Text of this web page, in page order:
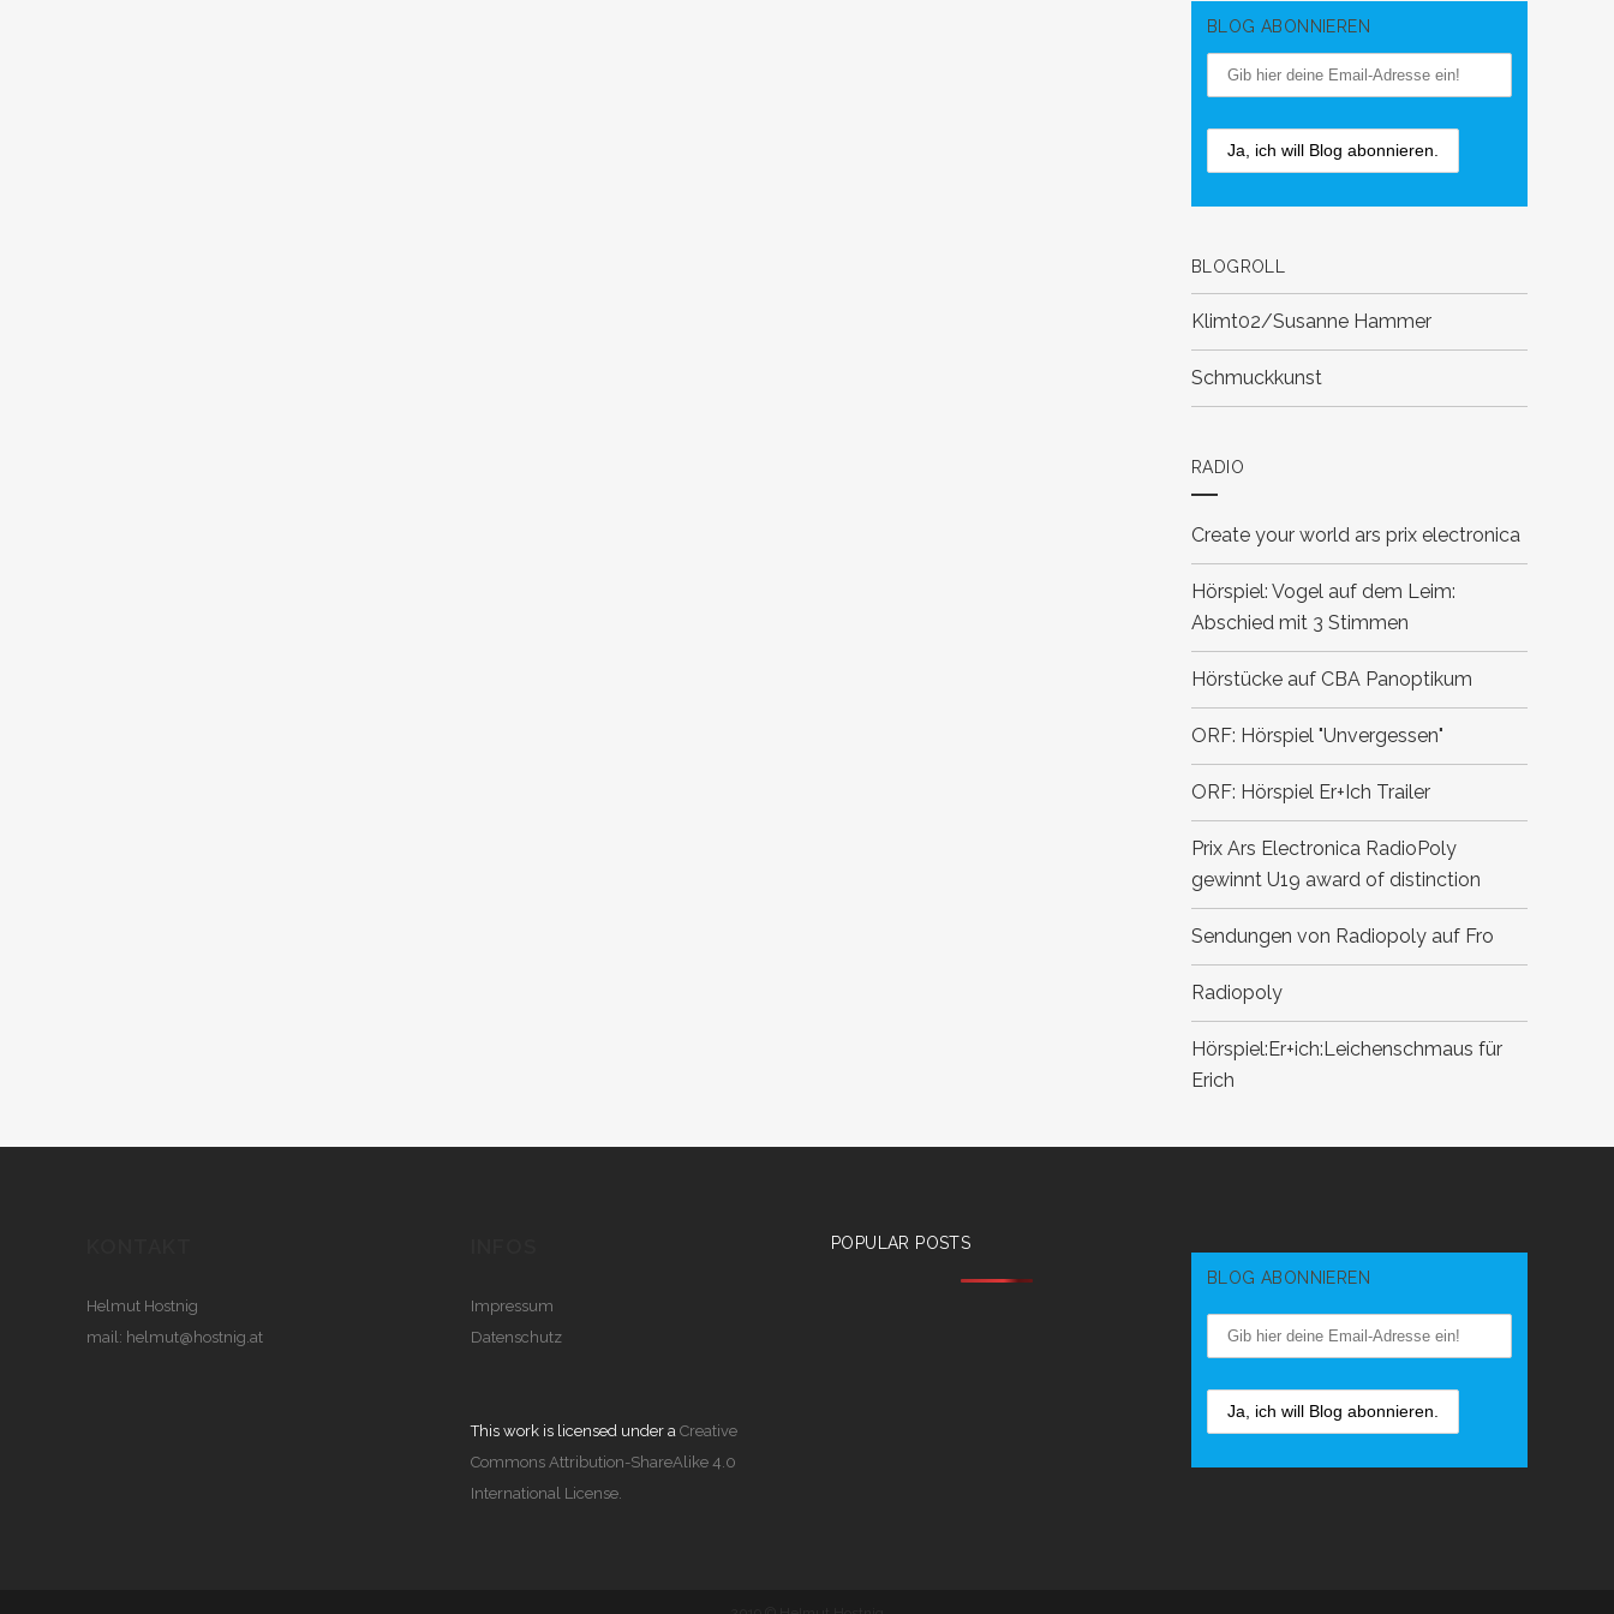
BLOG ABONNIEREN
BLOGROLL
Klimt02/Susanne Hammer
Schmuckkunst
RADIO
Create your world ars prix electronica
Hörspiel: Vogel auf dem Leim:
Abschied mit 3 Stimmen
Hörstücke auf CBA Panoptikum
ORF: Hörspiel "Unvergessen"
ORF: Hörspiel Er+Ich Trailer
Prix Ars Electronica RadioPoly
gewinnt U19 award of distinction
Sendungen von Radiopoly auf Fro
Radiopoly
Hörspiel:Er+ich:Leichenschmaus für
Erich
Helmut Hostnig
mail: helmut@hostnig.at
Impressum
Datenschutz
This work is licensed under a Creative
Commons Attribution-ShareAlike 4.0
International License.
POPULAR POSTS
BLOG ABONNIEREN